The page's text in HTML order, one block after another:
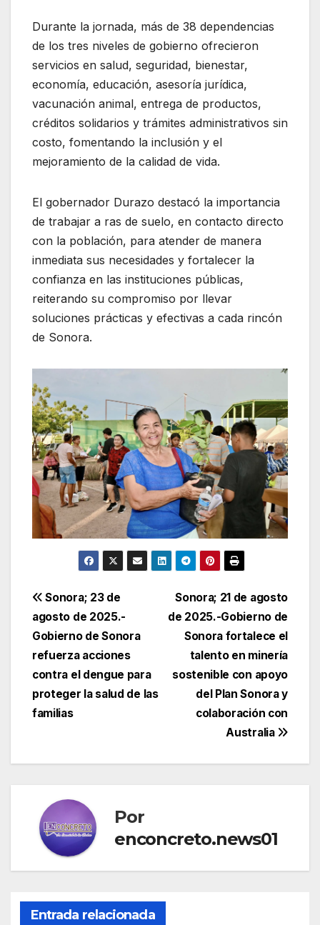
Durante la jornada, más de 38 dependencias
de los tres niveles de gobierno ofrecieron
servicios en salud, seguridad, bienestar,
economía, educación, asesoría jurídica,
vacunación animal, entrega de productos,
créditos solidarios y trámites administrativos sin
costo, fomentando la inclusión y el
mejoramiento de la calidad de vida.
El gobernador Durazo destacó la importancia
de trabajar a ras de suelo, en contacto directo
con la población, para atender de manera
inmediata sus necesidades y fortalecer la
confianza en las instituciones públicas,
reiterando su compromiso por llevar
soluciones prácticas y efectivas a cada rincón
de Sonora.
Navegación
de
entradas
Sonora; 21 de agosto
de 2025.-Gobierno de
Sonora fortalece el
talento en minería
sostenible con apoyo
del Plan Sonora y
colaboración con
Australia
Sonora; 23 de
agosto de 2025.-
Gobierno de Sonora
refuerza acciones
contra el dengue para
proteger la salud de las
familias
Por
enconcreto.news01
Entrada relacionada